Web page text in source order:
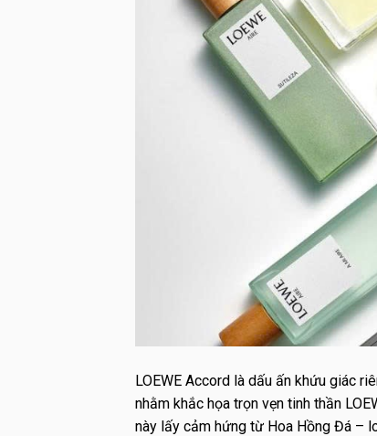
LOEWE Accord là dấu ấn khứu giác
nhằm khắc họa trọn vẹn tinh thần
này lấy cảm hứng từ Hoa Hồng Đá –